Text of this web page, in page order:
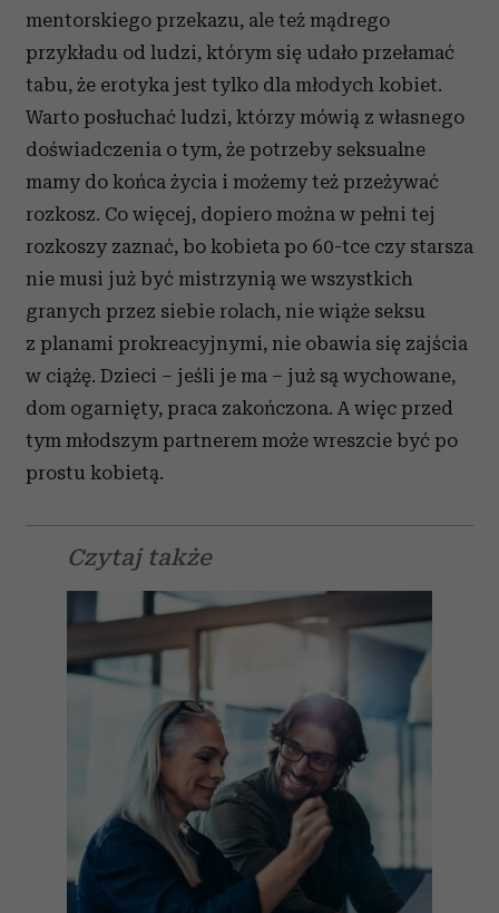
mentorskiego przekazu, ale też mądrego
przykładu od ludzi, którym się udało przełamać
tabu, że erotyka jest tylko dla młodych kobiet.
Warto posłuchać ludzi, którzy mówią z własnego
doświadczenia o tym, że potrzeby seksualne
mamy do końca życia i możemy też przeżywać
rozkosz. Co więcej, dopiero można w pełni tej
rozkoszy zaznać, bo kobieta po 60-tce czy starsza
nie musi już być mistrzynią we wszystkich
granych przez siebie rolach, nie wiąże seksu
z planami prokreacyjnymi, nie obawia się zajścia
w ciążę. Dzieci – jeśli je ma – już są wychowane,
dom ogarnięty, praca zakończona. A więc przed
tym młodszym partnerem może wreszcie być po
prostu kobietą.
Czytaj także